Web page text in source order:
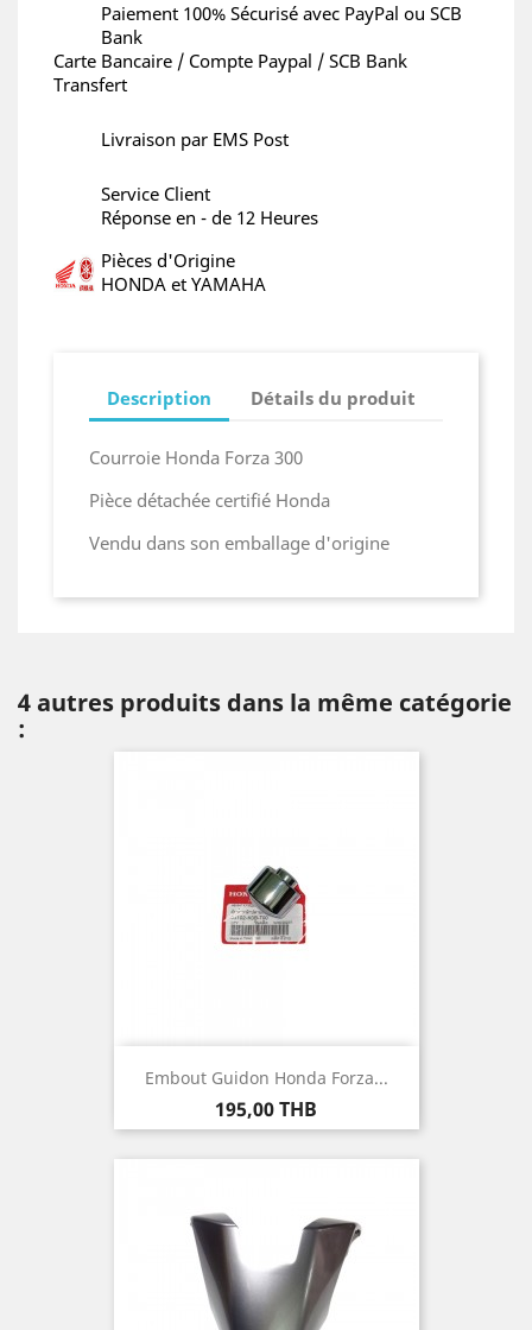
Paiement 100% Sécurisé avec PayPal ou SCB
Bank
Carte Bancaire / Compte Paypal / SCB Bank
Transfert
Livraison par EMS Post
Service Client
Réponse en - de 12 Heures
Pièces d'Origine
HONDA et YAMAHA
Description Détails du produit
Courroie Honda Forza 300
Pièce détachée certifié Honda
Vendu dans son emballage d'origine
4 autres produits dans la même catégorie
:
Embout Guidon Honda Forza...
Prix
195,00 THB